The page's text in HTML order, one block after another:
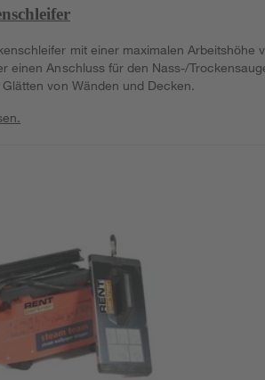
mit einer maximalen Arbeitshöhe
einen Anschluss für den Nass-/
Glätten von Wänden und Decken.